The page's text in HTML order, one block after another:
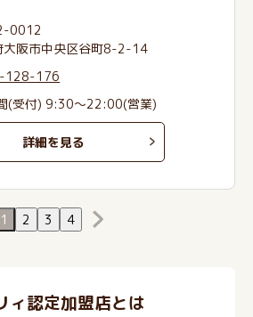
0012
大阪市中央区谷町8-2-14
128-176
(受付) 9:30～22:00(営業)
詳細を見る
1 2 3 4
ィ認定加盟店とは